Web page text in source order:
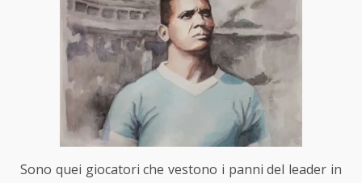
Sono quei giocatori che vestono i panni del leader in